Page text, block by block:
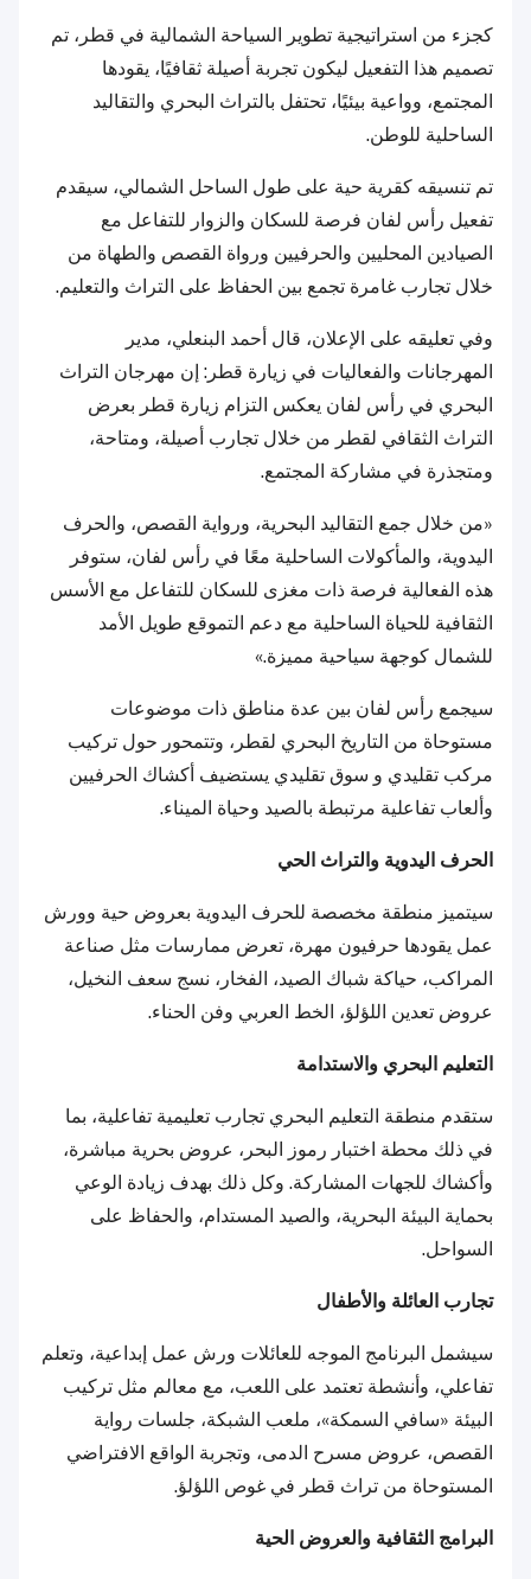
كجزء من استراتيجية تطوير السياحة الشمالية في قطر، تم
تصميم هذا التفعيل ليكون تجربة أصيلة ثقافيًا، يقودها
المجتمع، وواعية بيئيًا، تحتفل بالتراث البحري والتقاليد
الساحلية للوطن.
تم تنسيقه كقرية حية على طول الساحل الشمالي، سيقدم
تفعيل رأس لفان فرصة للسكان والزوار للتفاعل مع
الصيادين المحليين والحرفيين ورواة القصص والطهاة من
خلال تجارب غامرة تجمع بين الحفاظ على التراث والتعليم.
وفي تعليقه على الإعلان، قال أحمد البنعلي، مدير
المهرجانات والفعاليات في زيارة قطر: إن مهرجان التراث
البحري في رأس لفان يعكس التزام زيارة قطر بعرض
التراث الثقافي لقطر من خلال تجارب أصيلة، ومتاحة،
ومتجذرة في مشاركة المجتمع.
«من خلال جمع التقاليد البحرية، ورواية القصص، والحرف
اليدوية، والمأكولات الساحلية معًا في رأس لفان، ستوفر
هذه الفعالية فرصة ذات مغزى للسكان للتفاعل مع الأسس
الثقافية للحياة الساحلية مع دعم التموقع طويل الأمد
للشمال كوجهة سياحية مميزة.»
سيجمع رأس لفان بين عدة مناطق ذات موضوعات
مستوحاة من التاريخ البحري لقطر، وتتمحور حول تركيب
مركب تقليدي و سوق تقليدي يستضيف أكشاك الحرفيين
وألعاب تفاعلية مرتبطة بالصيد وحياة الميناء.
الحرف اليدوية والتراث الحي
سيتميز منطقة مخصصة للحرف اليدوية بعروض حية وورش
عمل يقودها حرفيون مهرة، تعرض ممارسات مثل صناعة
المراكب، حياكة شباك الصيد، الفخار، نسج سعف النخيل،
عروض تعدين اللؤلؤ، الخط العربي وفن الحناء.
التعليم البحري والاستدامة
ستقدم منطقة التعليم البحري تجارب تعليمية تفاعلية، بما
في ذلك محطة اختبار رموز البحر، عروض بحرية مباشرة،
وأكشاك للجهات المشاركة. وكل ذلك بهدف زيادة الوعي
بحماية البيئة البحرية، والصيد المستدام، والحفاظ على
السواحل.
تجارب العائلة والأطفال
سيشمل البرنامج الموجه للعائلات ورش عمل إبداعية، وتعلم
تفاعلي، وأنشطة تعتمد على اللعب، مع معالم مثل تركيب
البيئة «سافي السمكة»، ملعب الشبكة، جلسات رواية
القصص، عروض مسرح الدمى، وتجربة الواقع الافتراضي
المستوحاة من تراث قطر في غوص اللؤلؤ.
البرامج الثقافية والعروض الحية